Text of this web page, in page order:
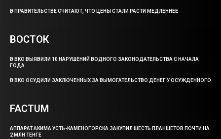
В ПРАВИТЕЛЬСТВЕ СЧИТАЮТ, ЧТО ЦЕНЫ СТАЛИ РАСТИ МЕДЛЕННЕЕ
ВОСТОК
В ВКО ВЫЯВИЛИ 10 НАРУШЕНИЙ ВОДНОГО ЗАКОНОДАТЕЛЬСТВА С НАЧАЛА
ГОДА
В ВКО ОСУДИЛИ ЗАКЛЮЧЕННЫХ ЗА ВЫМОГАТЕЛЬСТВО ДЕНЕГ У ОСУЖДЕННОГО
FACTUM
АППАРАТ АКИМА УСТЬ-КАМЕНОГОРСКА ЗАКУПИЛ ШЕСТЬ ПЛАНШЕТОВ ПОЧТИ НА
2 МЛН ТЕНГЕ